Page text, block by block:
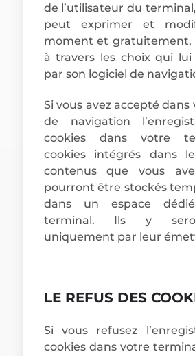
de l’utilisateur du
peut exprimer et
moment et
à travers les choix qui
par son logiciel de
Si vous avez accepté dans
de navigation
cookies dans votre
cookies intégrés dans
contenus que vous
pourront être stockés
dans un espace
terminal. Ils y
uniquement par leur
LE REFUS DES
Si vous refusez
cookies dans votre